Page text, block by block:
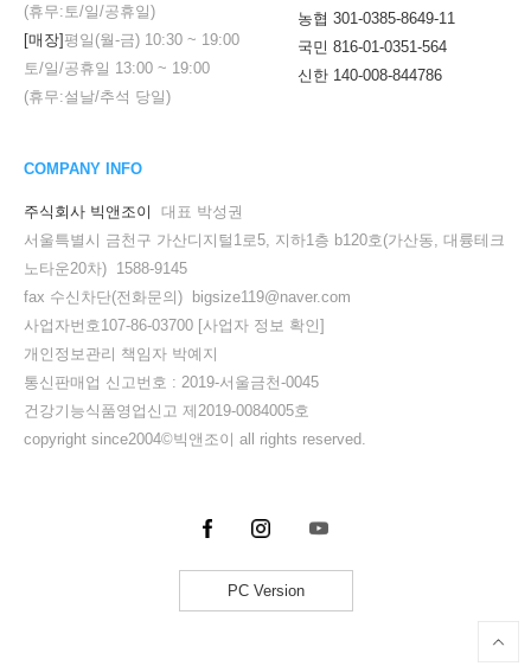
(휴무:토/일/공휴일)
[매장]평일(월-금) 10:30 ~ 19:00
토/일/공휴일 13:00 ~ 19:00
(휴무:설날/추석 당일)
농협 301-0385-8649-11
국민 816-01-0351-564
신한 140-008-844786
COMPANY INFO
주식회사 빅앤조이
대표 박성권
서울특별시 금천구 가산디지털1로5, 지하1층 b120호(가산동, 대륭테크
노타운20차) 1588-9145
fax 수신차단(전화문의) bigsize119@naver.com
사업자번호107-86-03700 [사업자 정보 확인]
개인정보관리 책임자 박예지
통신판매업 신고번호 : 2019-서울금천-0045
건강기능식품영업신고 제2019-0084005호
copyright since2004©빅앤조이 all rights reserved.
PC Version